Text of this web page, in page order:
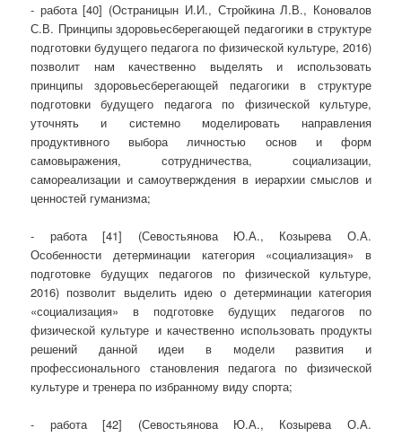
- работа [40] (Остраницын И.И., Стройкина Л.В., Коновалов
С.В. Принципы здоровьесберегающей педагогики в структуре
подготовки будущего педагога по физической культуре, 2016)
позволит нам качественно выделять и использовать
принципы здоровьесберегающей педагогики в структуре
подготовки будущего педагога по физической культуре,
уточнять и системно моделировать направления
продуктивного выбора личностью основ и форм
самовыражения, сотрудничества, социализации,
самореализации и самоутверждения в иерархии смыслов и
ценностей гуманизма;
- работа [41] (Севостьянова Ю.А., Козырева О.А.
Особенности детерминации категория «социализация» в
подготовке будущих педагогов по физической культуре,
2016) позволит выделить идею о детерминации категория
«социализация» в подготовке будущих педагогов по
физической культуре и качественно использовать продукты
решений данной идеи в модели развития и
профессионального становления педагога по физической
культуре и тренера по избранному виду спорта;
- работа [42] (Севостьянова Ю.А., Козырева О.А.